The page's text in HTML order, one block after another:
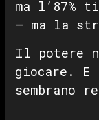
ma l’87%
— ma la
Il potere
giocare. E
sembrano